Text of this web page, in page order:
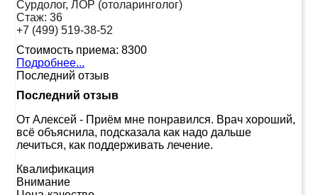
Сурдолог, ЛОР (отоларинголог)
Стаж: 36
+7 (499) 519-38-52
Стоимость приема: 8300
Подробнее...
Последний отзыв
Последний отзыв
От Алексей - Приём мне понравился. Врач хороший,
всё объяснила, подсказала как надо дальше
лечиться, как поддерживать лечение.
Квалификация
Внимание